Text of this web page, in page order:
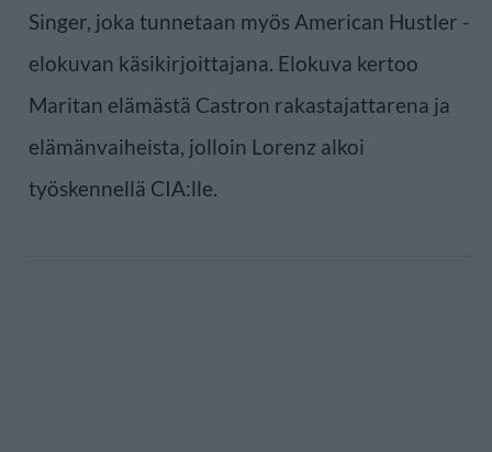
Singer, joka tunnetaan myös American Hustler -
elokuvan käsikirjoittajana. Elokuva kertoo
Maritan elämästä Castron rakastajattarena ja
elämänvaiheista, jolloin Lorenz alkoi
työskennellä CIA:lle.